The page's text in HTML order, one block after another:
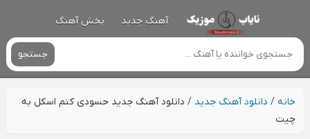
آهنگ جدید پخش آهنگ
جستجو
خانه/ دانلود آهنگ جدید / دانلود آهنگ جدید حسودی کنم اسکل به
چیت